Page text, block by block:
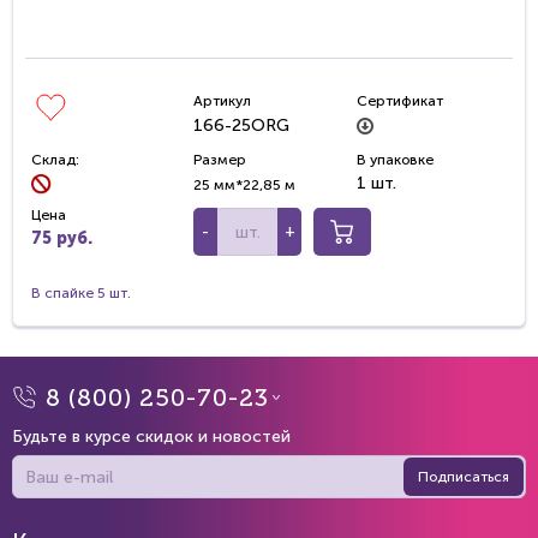
Артикул
166-25ORG
Сертификат
Склад:
Размер
25 мм*22,85 м
В упаковке
1 шт.
Цена
75 руб. - +
В спайке 5 шт.
8 (800) 250-70-23
Будьте в курсе скидок и новостей
Подписаться